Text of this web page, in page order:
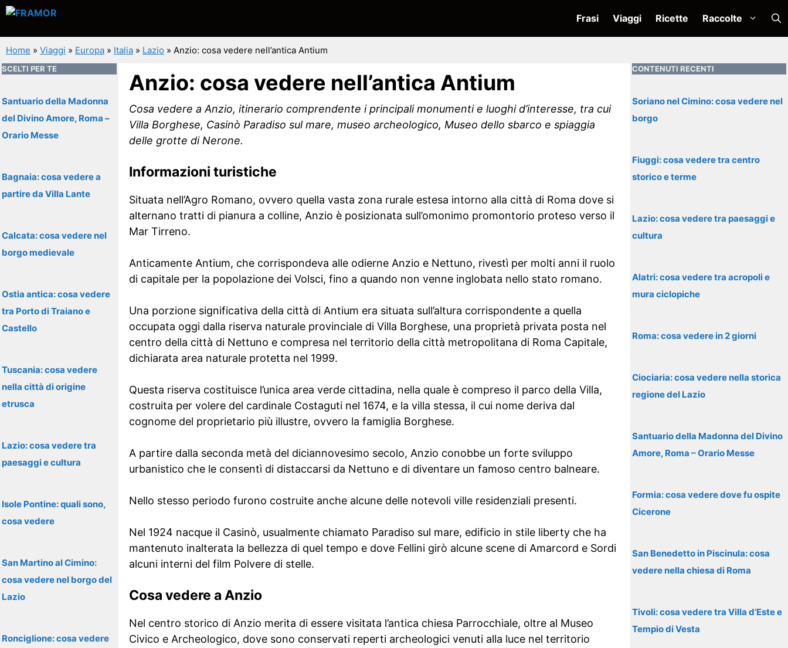
Vai
contenuto
Frasi Viaggi Ricette Raccolte
Home » Viaggi » Europa » Italia » Lazio » Anzio: cosa vedere nell’antica Antium
Anzio: cosa vedere nell’antica Antium
Cosa vedere a Anzio, itinerario comprendente i principali monumenti e luoghi d’interesse, tra cui
Villa Borghese, Casinò Paradiso sul mare, museo archeologico, Museo dello sbarco e spiaggia
delle grotte di Nerone.
Informazioni turistiche
Situata nell’Agro Romano, ovvero quella vasta zona rurale estesa intorno alla città di Roma dove si
alternano tratti di pianura a colline, Anzio è posizionata sull’omonimo promontorio proteso verso il
Mar Tirreno.
Anticamente Antium, che corrispondeva alle odierne Anzio e Nettuno, rivestì per molti anni il ruolo
di capitale per la popolazione dei Volsci, fino a quando non venne inglobata nello stato romano.
Una porzione significativa della città di Antium era situata sull’altura corrispondente a quella
occupata oggi dalla riserva naturale provinciale di Villa Borghese, una proprietà privata posta nel
centro della città di Nettuno e compresa nel territorio della città metropolitana di Roma Capitale,
dichiarata area naturale protetta nel 1999.
Questa riserva costituisce l’unica area verde cittadina, nella quale è compreso il parco della Villa,
costruita per volere del cardinale Costaguti nel 1674, e la villa stessa, il cui nome deriva dal
cognome del proprietario più illustre, ovvero la famiglia Borghese.
A partire dalla seconda metà del diciannovesimo secolo, Anzio conobbe un forte sviluppo
urbanistico che le consentì di distaccarsi da Nettuno e di diventare un famoso centro balneare.
Nello stesso periodo furono costruite anche alcune delle notevoli ville residenziali presenti.
Nel 1924 nacque il Casinò, usualmente chiamato Paradiso sul mare, edificio in stile liberty che ha
mantenuto inalterata la bellezza di quel tempo e dove Fellini girò alcune scene di Amarcord e Sordi
alcuni interni del film Polvere di stelle.
Cosa vedere a Anzio
Nel centro storico di Anzio merita di essere visitata l’antica chiesa Parrocchiale, oltre al Museo
Civico e Archeologico, dove sono conservati reperti archeologici venuti alla luce nel territorio
SCELTI PER TE
Santuario della Madonna
del Divino Amore, Roma –
Orario Messe
Bagnaia: cosa vedere a
partire da Villa Lante
Calcata: cosa vedere nel
borgo medievale
Ostia antica: cosa vedere
tra Porto di Traiano e
Castello
Tuscania: cosa vedere
nella città di origine
etrusca
Lazio: cosa vedere tra
paesaggi e cultura
Isole Pontine: quali sono,
cosa vedere
San Martino al Cimino:
cosa vedere nel borgo del
Lazio
Ronciglione: cosa vedere
CONTENUTI RECENTI
Soriano nel Cimino: cosa vedere nel
borgo
Fiuggi: cosa vedere tra centro
storico e terme
Lazio: cosa vedere tra paesaggi e
cultura
Alatri: cosa vedere tra acropoli e
mura ciclopiche
Roma: cosa vedere in 2 giorni
Ciociaria: cosa vedere nella storica
regione del Lazio
Santuario della Madonna del Divino
Amore, Roma – Orario Messe
Formia: cosa vedere dove fu ospite
Cicerone
San Benedetto in Piscinula: cosa
vedere nella chiesa di Roma
Tivoli: cosa vedere tra Villa d’Este e
Tempio di Vesta